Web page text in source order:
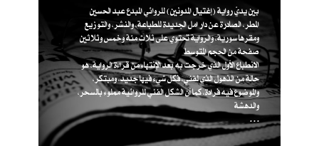
بين يديّ رواية (إغتيال المدونين) للروائي المبدع عبد الحسين
المطر، الصادرة عن دار امل الجديدة للطباعة، والنشر، والتوزيع
ومقرها سورية، والرواية تحتوي على ثلاث مئة وخمس وثلاثين
صفحة من الحجم المتوسط
الانطباع الأول الذي خرجت به بعد الإنتهاء من قراءة الرواية، هو
حالة من الذهول الذي لفني، فكل شيء فيها جديد، ومبتكر،
والموضوع فيه فرادة، كما أن الشكل الفني للروائية مملوء بالسحر،
والدهشة
. . .